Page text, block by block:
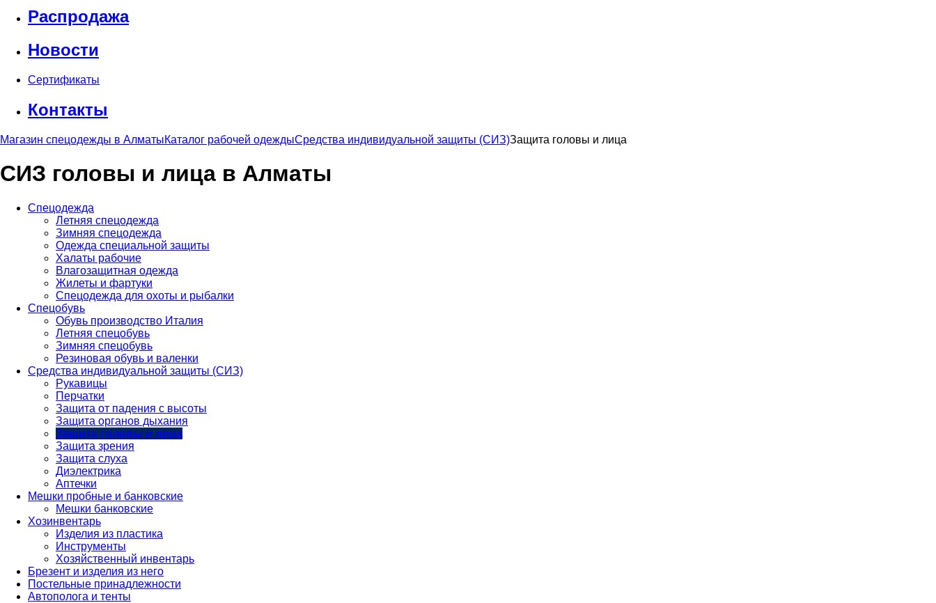
Распродажа
Новости
Сертификаты
Контакты
Магазин спецодежды в АлматыКаталог рабочей одеждыСредства индивидуальной защиты (СИЗ)Защита головы и лица
СИЗ головы и лица в Алматы
Спецодежда
Летняя спецодежда
Зимняя спецодежда
Одежда специальной защиты
Халаты рабочие
Влагозащитная одежда
Жилеты и фартуки
Спецодежда для охоты и рыбалки
Спецобувь
Обувь производство Италия
Летняя спецобувь
Зимняя спецобувь
Резиновая обувь и валенки
Средства индивидуальной защиты (СИЗ)
Рукавицы
Перчатки
Защита от падения с высоты
Защита органов дыхания
Защита головы и лица
Защита зрения
Защита слуха
Диэлектрика
Аптечки
Мешки пробные и банковские
Мешки банковские
Хозинвентарь
Изделия из пластика
Инструменты
Хозяйственный инвентарь
Брезент и изделия из него
Постельные принадлежности
Автополога и тенты